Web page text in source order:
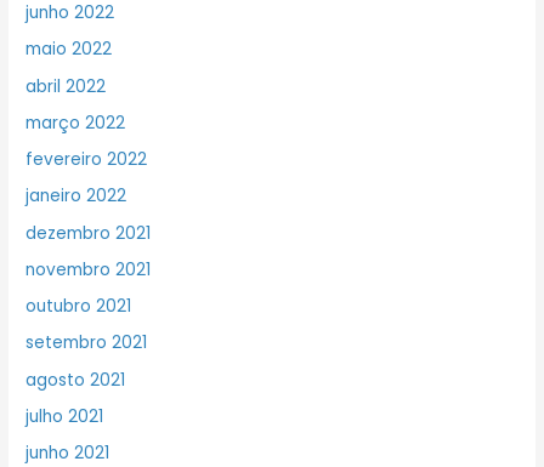
junho 2022
maio 2022
abril 2022
março 2022
fevereiro 2022
janeiro 2022
dezembro 2021
novembro 2021
outubro 2021
setembro 2021
agosto 2021
julho 2021
junho 2021